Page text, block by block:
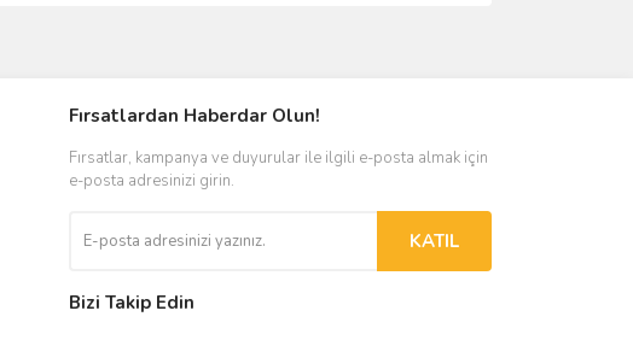
Fırsatlardan Haberdar Olun!
Fırsatlar, kampanya ve duyurular ile ilgili e-posta almak için
e-posta adresinizi girin.
KATIL
Bizi Takip Edin